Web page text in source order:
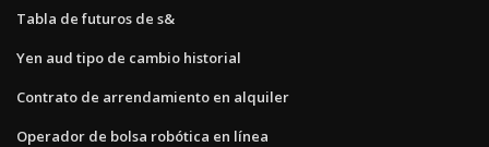
Tabla de futuros de s&
Yen aud tipo de cambio historial
Contrato de arrendamiento en alquiler
Operador de bolsa robótica en línea